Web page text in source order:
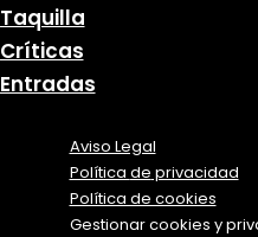
Taquilla
Críticas
Entradas
Aviso Legal
Política de privacidad
Política de cookies
Gestionar cookies y